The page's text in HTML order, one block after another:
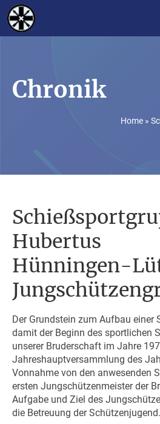
Chronik
Home »
Hubertus
Hünningen-
Der Grundstein zum Aufbau einer
damit der Beginn des sportlichen
unserer Bruderschaft im Jahre
Jahreshauptversammlung des
Vonnahme von den anwesenden
ersten Jungschützenmeister der
Aufgabe und Ziel des
die Betreuung der Schützenjugend.